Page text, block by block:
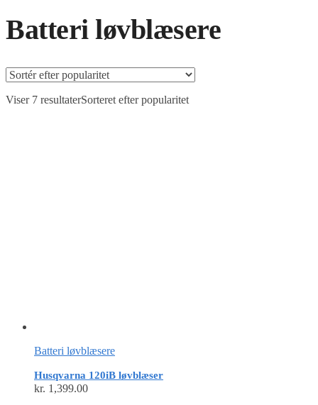
Batteri løvblæsere
Viser 7 resultaterSorteret efter popularitet
Batteri løvblæsere
Husqvarna 120iB løvblæser
kr. 1,399.00